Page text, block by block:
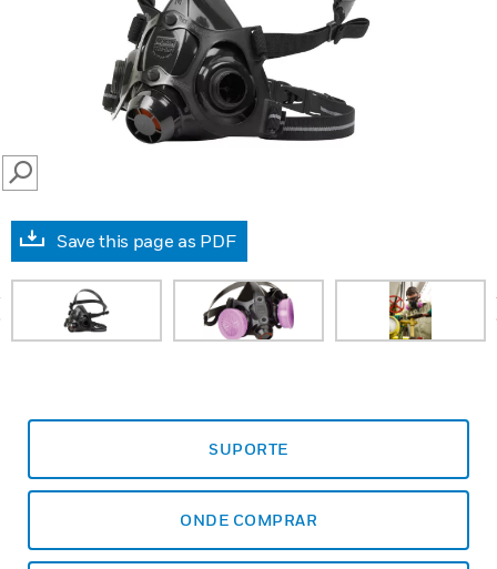
SEARCH
Save this page as PDF
SUPORTE
ONDE COMPRAR